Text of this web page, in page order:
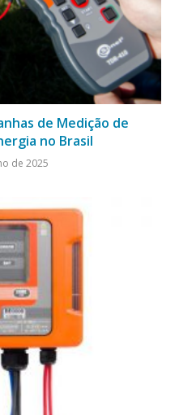
de Medição de
no Brasil
de 2025